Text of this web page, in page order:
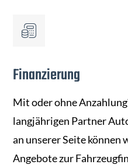
Finanzierung
Mit oder ohne
langjährigen Partner
an unserer Seite
Angebote zur